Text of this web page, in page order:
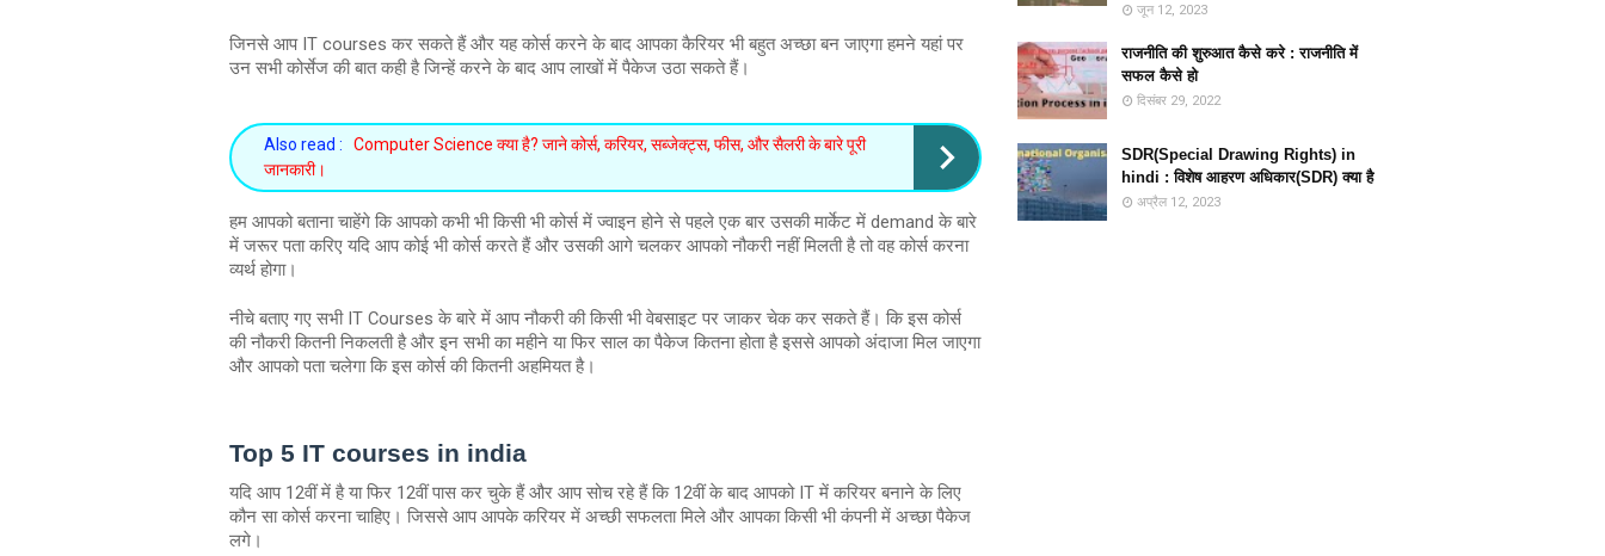
जिनसे आप IT courses कर सकते हैं और यह कोर्स करने के बाद आपका कैरियर भी बहुत अच्छा बन जाएगा हमने यहां पर
उन सभी कोर्सेज की बात कही है जिन्हें करने के बाद आप लाखों में पैकेज उठा सकते हैं।
Also read :
Computer Science क्या है? जाने कोर्स, करियर, सब्जेक्ट्स, फीस, और सैलरी के बारे पूरी
जानकारी।
हम आपको बताना चाहेंगे कि आपको कभी भी किसी भी कोर्स में ज्वाइन होने से पहले एक बार उसकी मार्केट में demand के बारे
में जरूर पता करिए यदि आप कोई भी कोर्स करते हैं और उसकी आगे चलकर आपको नौकरी नहीं मिलती है तो वह कोर्स करना
व्यर्थ होगा।
नीचे बताए गए सभी IT Courses के बारे में आप नौकरी की किसी भी वेबसाइट पर जाकर चेक कर सकते हैं। कि इस कोर्स
की नौकरी कितनी निकलती है और इन सभी का महीने या फिर साल का पैकेज कितना होता है इससे आपको अंदाजा मिल जाएगा
और आपको पता चलेगा कि इस कोर्स की कितनी अहमियत है।
Top 5 IT courses in india
यदि आप 12वीं में है या फिर 12वीं पास कर चुके हैं और आप सोच रहे हैं कि 12वीं के बाद आपको IT में करियर बनाने के लिए
कौन सा कोर्स करना चाहिए। जिससे आप आपके करियर में अच्छी सफलता मिले और आपका किसी भी कंपनी में अच्छा पैकेज
लगे।
जून 12, 2023
राजनीति की शुरुआत कैसे करे : राजनीति में
सफल कैसे हो
दिसंबर 29, 2022
SDR(Special Drawing Rights) in
hindi : विशेष आहरण अधिकार(SDR) क्या है
अप्रैल 12, 2023